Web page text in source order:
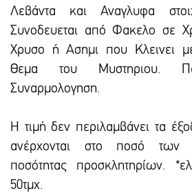
Λεβάντα και Αναγλυφα
Συνοδευεται από Φακελο σε
Χρυσο ή Ασημι που Κλεινει
Θεμα του Μυστηριου.
Συναρμολογηση.
Η τιμή δεν περιλαμβάνει τα
ανέρχονται στο ποσό των
ποσότητας προσκλητηρίων.
50τμχ.